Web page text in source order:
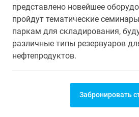
представлено новейшее
пройдут тематические
паркам для складирования,
различные типы резервуаров
нефтепродуктов.
Забронировать